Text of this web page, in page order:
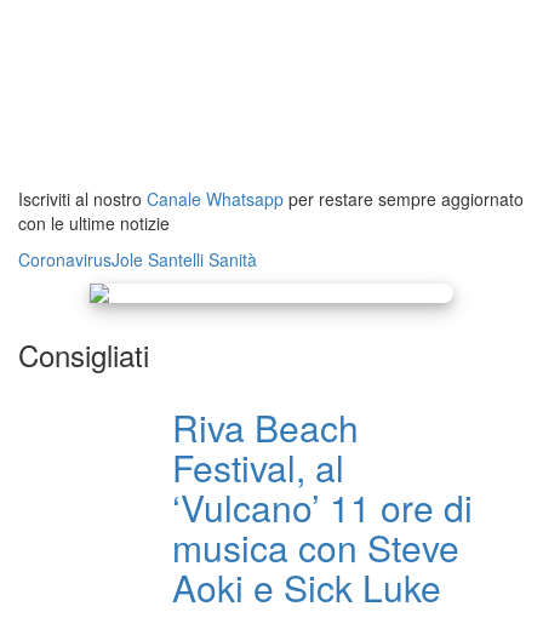
Iscriviti al nostro Canale Whatsapp per restare sempre aggiornato
con le ultime notizie
CoronavirusJole Santelli Sanità
Consigliati
Riva Beach
Festival, al
‘Vulcano’ 11 ore di
musica con Steve
Aoki e Sick Luke